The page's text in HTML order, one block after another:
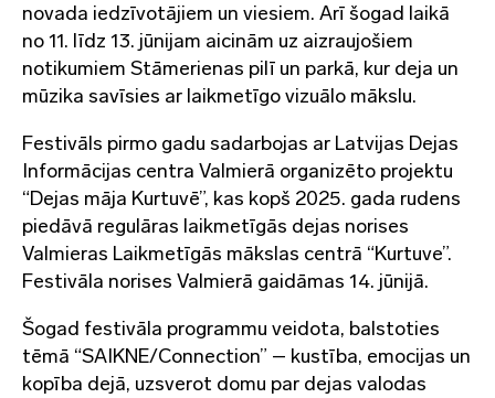
novada iedzīvotājiem un viesiem. Arī šogad laikā
no 11. līdz 13. jūnijam aicinām uz aizraujošiem
notikumiem Stāmerienas pilī un parkā, kur deja un
mūzika savīsies ar laikmetīgo vizuālo mākslu.
Festivāls pirmo gadu sadarbojas ar Latvijas Dejas
Informācijas centra Valmierā organizēto projektu
“Dejas māja Kurtuvē”, kas kopš 2025. gada rudens
piedāvā regulāras laikmetīgās dejas norises
Valmieras Laikmetīgās mākslas centrā “Kurtuve”.
Festivāla norises Valmierā gaidāmas 14. jūnijā.
Šogad festivāla programmu veidota, balstoties
tēmā “SAIKNE/Connection” – kustība, emocijas un
kopība dejā, uzsverot domu par dejas valodas